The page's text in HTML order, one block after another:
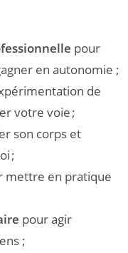
pour
en autonomie ;
de
votre voie ;
son corps et
;
mettre en pratique
pour agir
;